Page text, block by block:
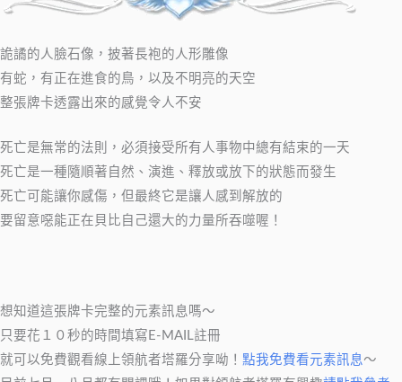
詭譎的人臉石像，披著長袍的人形雕像
有蛇，有正在進食的鳥，以及不明亮的天空
整張牌卡透露出來的感覺令人不安
死亡是無常的法則，必須接受所有人事物中總有結束的一天
死亡是一種隨順著自然、演進、釋放或放下的狀態而發生
死亡可能讓你感傷，但最終它是讓人感到解放的
要留意噁能正在貝比自己還大的力量所吞噬喔！
想知道這張牌卡完整的元素訊息嗎～
只要花１０秒的時間填寫E-MAIL註冊
就可以免費觀看線上領航者塔羅分享呦！ 點我免費看元素訊息 ～